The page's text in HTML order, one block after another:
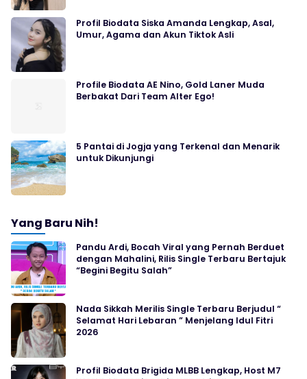
Profil Biodata Siska Amanda Lengkap, Asal,
Umur, Agama dan Akun Tiktok Asli
Profile Biodata AE Nino, Gold Laner Muda
Berbakat Dari Team Alter Ego!
5 Pantai di Jogja yang Terkenal dan Menarik
untuk Dikunjungi
Yang Baru Nih!
Pandu Ardi, Bocah Viral yang Pernah Berduet
dengan Mahalini, Rilis Single Terbaru Bertajuk
“Begini Begitu Salah”
Nada Sikkah Merilis Single Terbaru Berjudul “
Selamat Hari Lebaran ” Menjelang Idul Fitri
2026
Profil Biodata Brigida MLBB Lengkap, Host M7